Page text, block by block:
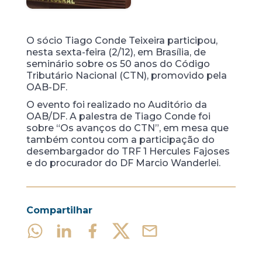
O sócio Tiago Conde Teixeira participou,
nesta sexta-feira (2/12), em Brasília, de
seminário sobre os 50 anos do Código
Tributário Nacional (CTN), promovido pela
OAB-DF.
O evento foi realizado no Auditório da
OAB/DF. A palestra de Tiago Conde foi
sobre “Os avanços do CTN”, em mesa que
também contou com a participação do
desembargador do TRF 1 Hercules Fajoses
e do procurador do DF Marcio Wanderlei.
Compartilhar